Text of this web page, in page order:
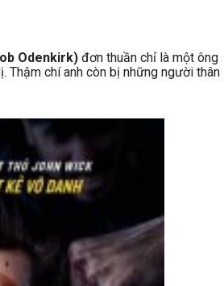
Odenkirk) đơn thuần chỉ là một ông
Thậm chí anh còn bị những người thân